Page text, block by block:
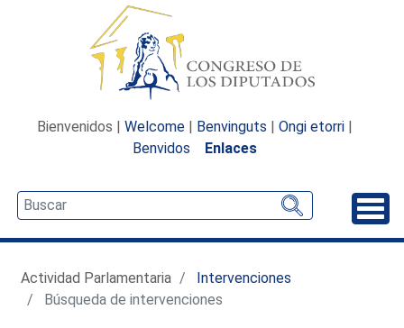
Bienvenidos | Welcome | Benvinguts | Ongi etorri |
Benvidos
Enlaces
Actividad Parlamentaria
Intervenciones
Búsqueda de intervenciones